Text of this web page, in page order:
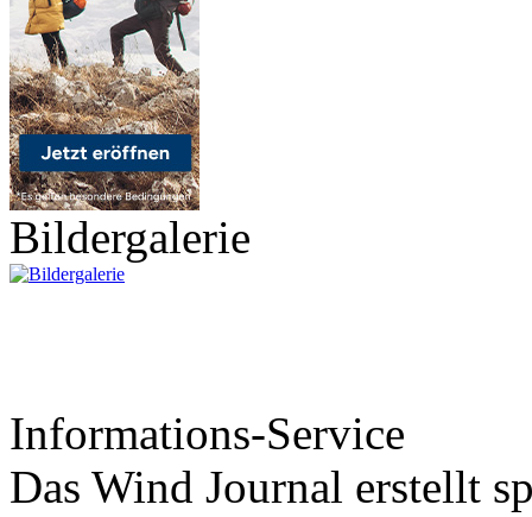
Bildergalerie
Informations-Service
Das Wind Journal erstellt